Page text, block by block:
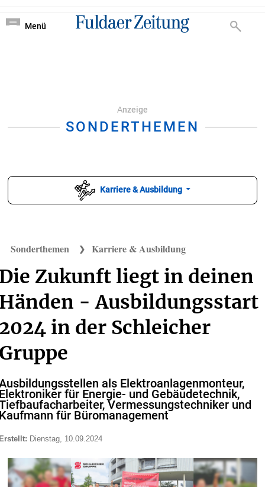
Nachrichten von
Menü
Аnzeige
SONDERTHEMEN
Karriere & Ausbildung
Sonderthemen Karriere & Ausbildung
Zukunft liegt in deinen
- Ausbildungsstart
in der Schleicher
als Elektroanlagenmonteur,
für Energie- und Gebäudetechnik,
Vermessungstechniker und
für Büromanagement
Dienstag, 10.09.2024